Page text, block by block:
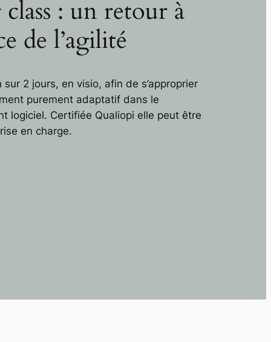
: un retour à
de l’agilité
2 jours, en visio, afin de s’approprier
purement adaptatif dans le
logiciel. Certifiée Qualiopi elle peut être
en charge.